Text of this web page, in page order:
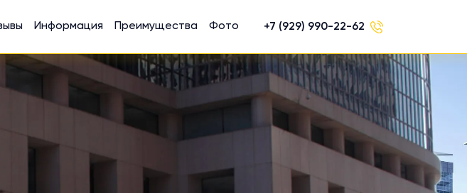
Информация Преимущества Фото +7 (929) 990-22-62